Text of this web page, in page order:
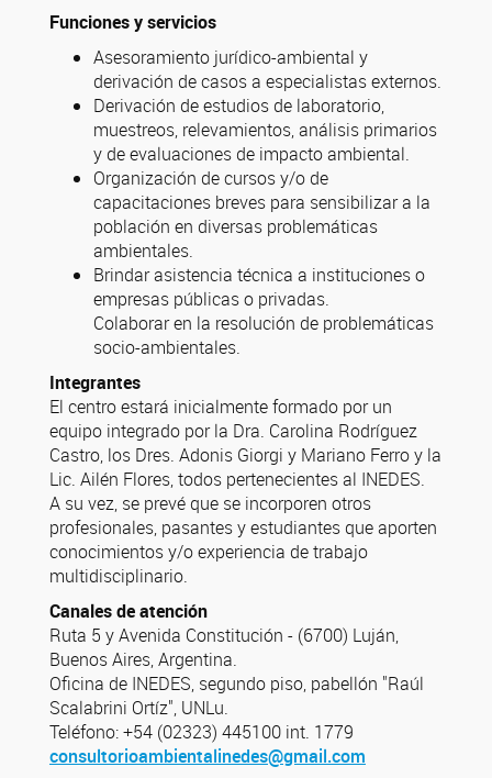
Funciones y servicios
Asesoramiento jurídico-ambiental y
derivación de casos a especialistas externos.
Derivación de estudios de laboratorio,
muestreos, relevamientos, análisis primarios
y de evaluaciones de impacto ambiental.
Organización de cursos y/o de
capacitaciones breves para sensibilizar a la
población en diversas problemáticas
ambientales.
Brindar asistencia técnica a instituciones o
empresas públicas o privadas.
Colaborar en la resolución de problemáticas
socio-ambientales.
Integrantes
El centro estará inicialmente formado por un
equipo integrado por la Dra. Carolina Rodríguez
Castro, los Dres. Adonis Giorgi y Mariano Ferro y la
Lic. Ailén Flores, todos pertenecientes al INEDES.
A su vez, se prevé que se incorporen otros
profesionales, pasantes y estudiantes que aporten
conocimientos y/o experiencia de trabajo
multidisciplinario.
Canales de atención
Ruta 5 y Avenida Constitución - (6700) Luján,
Buenos Aires, Argentina.
Oficina de INEDES, segundo piso, pabellón "Raúl
Scalabrini Ortíz", UNLu.
Teléfono: +54 (02323) 445100 int. 1779
consultorioambientalinedes@gmail.com